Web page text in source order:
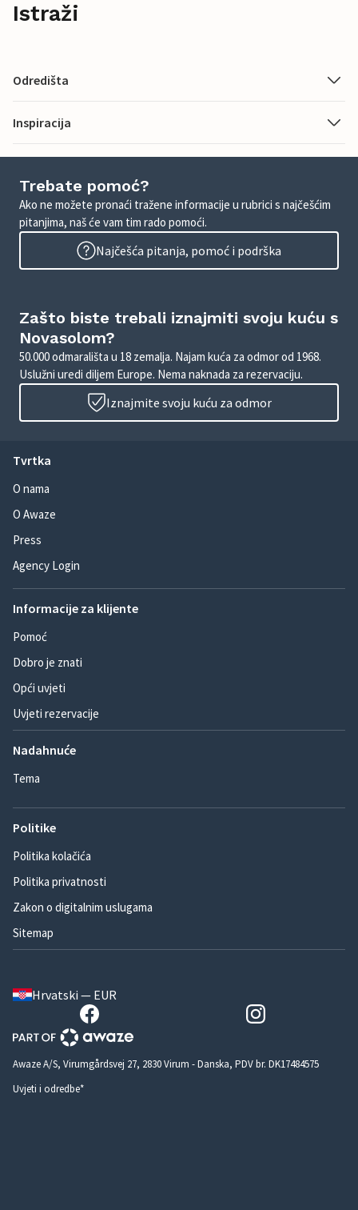
Istraži
Odredišta
Inspiracija
Trebate pomoć?
Ako ne možete pronaći tražene informacije u rubrici s najčešćim
pitanjima, naš će vam tim rado pomoći.
Najčešća pitanja, pomoć i podrška
Zašto biste trebali iznajmiti svoju kuću s
Novasolom?
50.000 odmarališta u 18 zemalja. Najam kuća za odmor od 1968.
Uslužni uredi diljem Europe. Nema naknada za rezervaciju.
Iznajmite svoju kuću za odmor
Tvrtka
O nama
O Awaze
Press
Agency Login
Informacije za klijente
Pomoć
Dobro je znati
Opći uvjeti
Uvjeti rezervacije
Nadahnuće
Tema
Politike
Politika kolačića
Politika privatnosti
Zakon o digitalnim uslugama
Sitemap
Hrvatski — EUR
Awaze A/S, Virumgårdsvej 27, 2830 Virum - Danska, PDV br. DK17484575
Uvjeti i odredbe*